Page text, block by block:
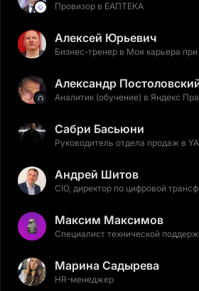
Провизор в ЕАПТЕКА
Алексей Юрьевич
Бизнес-тренер в Моя карьера
Александр
Аналитик (обучение) в Яндекс
Сабри Басьюни
Руководитель отдела продаж в
Андрей Шитов
CIO, директор по цифровой
Максим Максимов
Специалист технической
Марина Садырева
HR-менеджер